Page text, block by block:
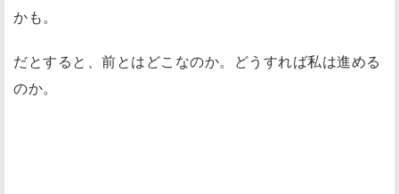
かも。
だとすると、前とはどこなのか。どうすれば私は進める
のか。